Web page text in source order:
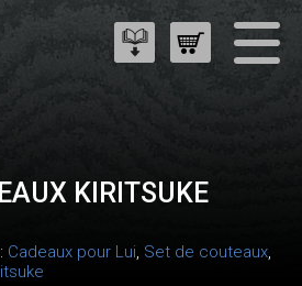
KIRITSUKE
Cadeaux pour Lui, Set de couteaux,